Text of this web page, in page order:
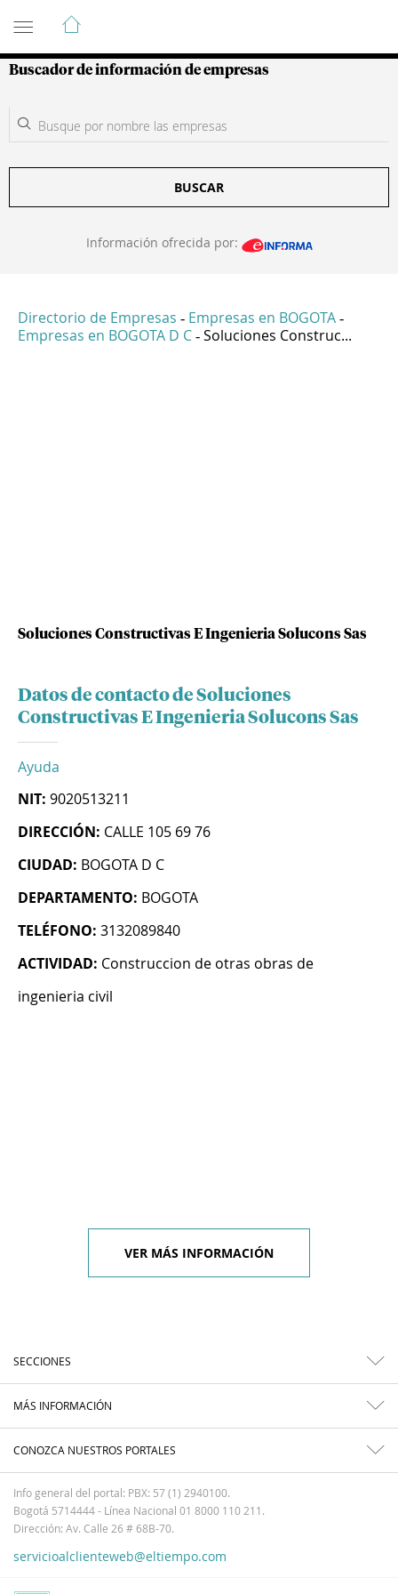
Guía de Empresas Colombianas
Buscador de información de empresas
BUSCAR
Información ofrecida por:
Directorio de Empresas - Empresas en BOGOTA -
Empresas en BOGOTA D C - Soluciones Construc...
Soluciones Constructivas E Ingenieria Solucons Sas
Datos de contacto de Soluciones
Constructivas E Ingenieria Solucons Sas
Ayuda
NIT: 9020513211
DIRECCIÓN: CALLE 105 69 76
CIUDAD: BOGOTA D C
DEPARTAMENTO: BOGOTA
TELÉFONO: 3132089840
ACTIVIDAD: Construccion de otras obras de
ingenieria civil
VER MÁS INFORMACIÓN
SECCIONES
MÁS INFORMACIÓN
CONOZCA NUESTROS PORTALES
Info general del portal: PBX: 57 (1) 2940100.
Bogotá 5714444 - Línea Nacional 01 8000 110 211.
Dirección: Av. Calle 26 # 68B-70.
servicioalclienteweb@eltiempo.com